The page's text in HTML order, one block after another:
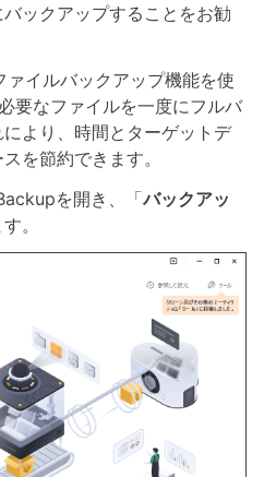
ックアップすることをお勧
ァイルバックアップ機能を使
要なファイルを一度にフルバ
より、時間とターゲットデ
を節約できます。
を開き、「バックアッ
。